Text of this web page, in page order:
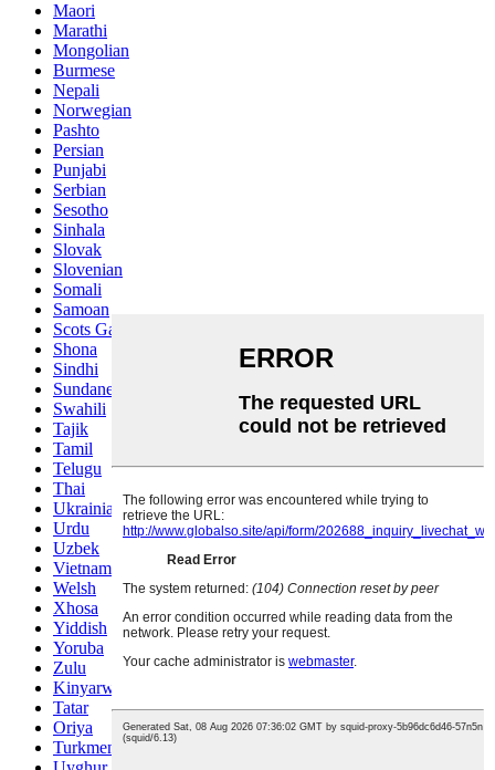
Maori
Marathi
Mongolian
Burmese
Nepali
Norwegian
Pashto
Persian
Punjabi
Serbian
Sesotho
Sinhala
Slovak
Slovenian
Somali
Samoan
Scots Gaelic
Shona
Sindhi
Sundanese
Swahili
Tajik
Tamil
Telugu
Thai
Ukrainian
Urdu
Uzbek
Vietnamese
Welsh
Xhosa
Yiddish
Yoruba
Zulu
Kinyarwanda
Tatar
Oriya
Turkmen